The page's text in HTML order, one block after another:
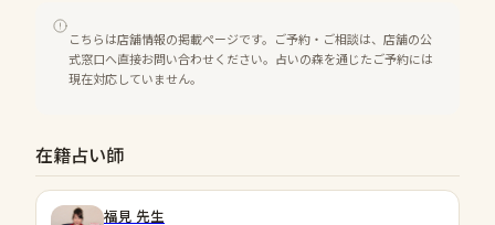
こちらは店舗情報の掲載ページです。ご予約・ご相談は、店舗の公
式窓口へ直接お問い合わせください。占いの森を通じたご予約には
現在対応していません。
在籍占い師
福見 先生